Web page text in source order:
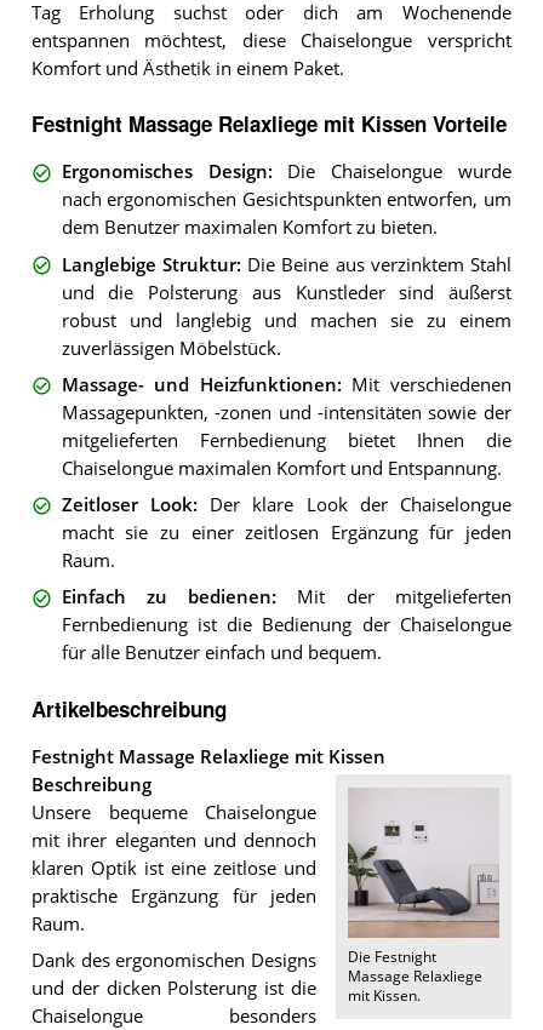
Tag Erholung suchst oder dich am Wochenende
entspannen möchtest, diese Chaiselongue verspricht
Komfort und Ästhetik in einem Paket.
Festnight Massage Relaxliege mit Kissen Vorteile
Ergonomisches Design: Die Chaiselongue wurde
nach ergonomischen Gesichtspunkten entworfen, um
dem Benutzer maximalen Komfort zu bieten.
Langlebige Struktur: Die Beine aus verzinktem Stahl
und die Polsterung aus Kunstleder sind äußerst
robust und langlebig und machen sie zu einem
zuverlässigen Möbelstück.
Massage- und Heizfunktionen: Mit verschiedenen
Massagepunkten, -zonen und -intensitäten sowie der
mitgelieferten Fernbedienung bietet Ihnen die
Chaiselongue maximalen Komfort und Entspannung.
Zeitloser Look: Der klare Look der Chaiselongue
macht sie zu einer zeitlosen Ergänzung für jeden
Raum.
Einfach zu bedienen: Mit der mitgelieferten
Fernbedienung ist die Bedienung der Chaiselongue
für alle Benutzer einfach und bequem.
Artikelbeschreibung
Festnight Massage Relaxliege mit Kissen
Die Festnight
Massage Relaxliege
mit Kissen.
Beschreibung
Unsere bequeme Chaiselongue
mit ihrer eleganten und dennoch
klaren Optik ist eine zeitlose und
praktische Ergänzung für jeden
Raum.
Dank des ergonomischen Designs
und der dicken Polsterung ist die
Chaiselongue besonders